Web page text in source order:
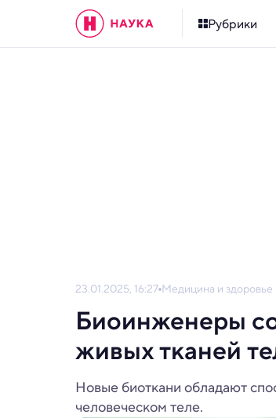
Рубрики
23.01.2025, 16:27 Медицина и здоровье
Биоинженеры
живых тканей
Новые биоткани обладают
человеческом теле.